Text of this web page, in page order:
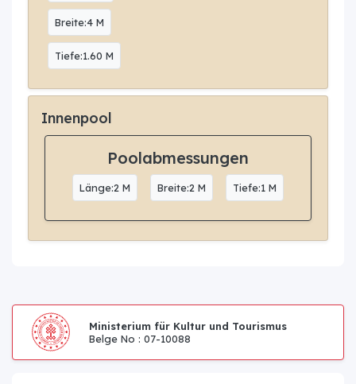
Breite:4 M
Tiefe:1.60 M
Innenpool
Poolabmessungen
Länge:2 M Breite:2 M Tiefe:1 M
Ministerium für Kultur und Tourismus
Belge No : 07-10088